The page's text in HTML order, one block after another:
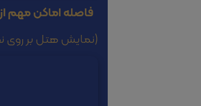
فاصله اماکن مهم
(نمایش هتل بر روی